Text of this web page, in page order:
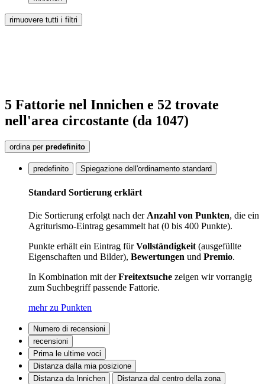
rimuovere tutti i filtri
5 Fattorie nel Innichen e 52 trovate
nell'area circostante (da 1047)
ordina per predefinito
predefinito Spiegazione dell'ordinamento standard
Standard Sortierung erklärt
Die Sortierung erfolgt nach der Anzahl von Punkten, die ein
Agriturismo-Eintrag gesammelt hat (0 bis 400 Punkte).
Punkte erhält ein Eintrag fürVollständigkeit (ausgefüllte
Eigenschaften und Bilder), Bewertungen und Premio.
In Kombination mit derFreitextsuche zeigen wir vorrangig
zum Suchbegriff passende Fattorie.
mehr zu Punkten
Numero di recensioni
recensioni
Prima le ultime voci
Distanza dalla mia posizione
Distanza da Innichen
Distanza dal centro della zona